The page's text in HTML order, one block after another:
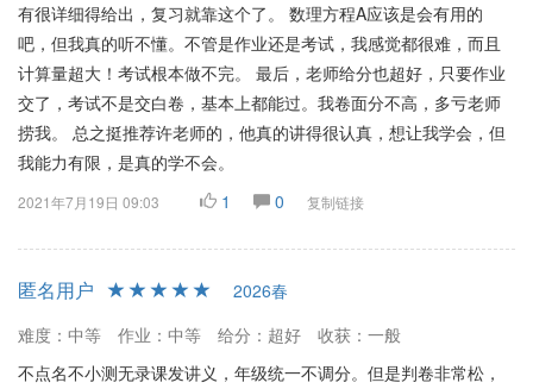
有很详细得给出，复习就靠这个了。 数理方程A应该是会有用的
吧，但我真的听不懂。不管是作业还是考试，我感觉都很难，而且
计算量超大！考试根本做不完。 最后，老师给分也超好，只要作业
交了，考试不是交白卷，基本上都能过。我卷面分不高，多亏老师
捞我。 总之挺推荐许老师的，他真的讲得很认真，想让我学会，但
我能力有限，是真的学不会。
2021年7月19日 09:03 1 0 复制链接
匿名用户
2026春
难度：中等
作业：中等 给分：超好
收获：一般
不点名不小测无录课发讲义，年级统一不调分。但是判卷非常松，